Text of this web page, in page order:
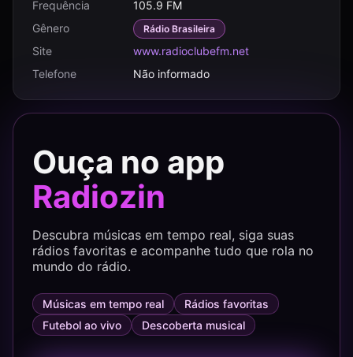
Frequência
105.9 FM
Gênero
Rádio Brasileira
Site
www.radioclubefm.net
Telefone
Não informado
Ouça no app
Radiozin
Descubra músicas em tempo real, siga suas
rádios favoritas e acompanhe tudo que rola no
mundo do rádio.
Músicas em tempo real
Rádios favoritas
Futebol ao vivo
Descoberta musical